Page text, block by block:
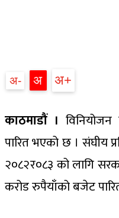
अ- अ अ+
काठमाडौं ।
पारित भएको छ । संघीय
२०८२र०८३ को लागि
करोड रुपैयाँको बजेट